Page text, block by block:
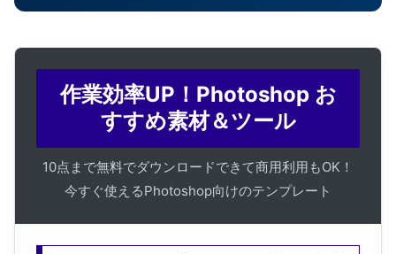
作業効率UP！Photoshop お
すすめ素材＆ツール
10点まで無料でダウンロードできて商用利用もOK！
今すぐ使えるPhotoshop向けのテンプレート